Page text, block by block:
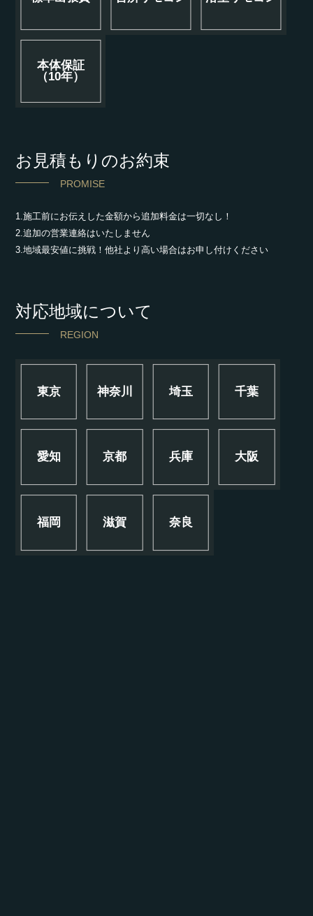
本体保証
（10年）
お見積もりのお約束
PROMISE
1.施工前にお伝えした金額から追加料金は一切なし！
2.追加の営業連絡はいたしません
3.地域最安値に挑戦！他社より高い場合はお申し付けください
対応地域について
REGION
東京 神奈川 埼玉 千葉
愛知 京都 兵庫 大阪
福岡 滋賀 奈良